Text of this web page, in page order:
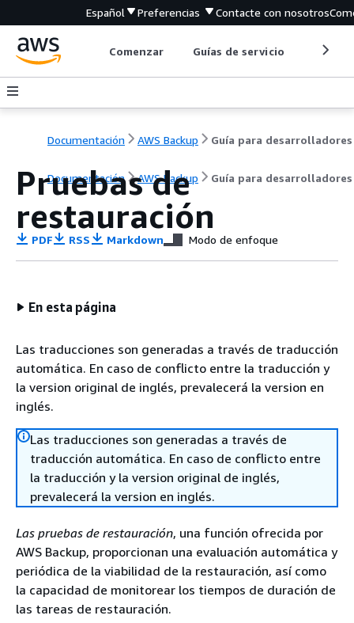
Español Preferencias Contacte con nosotros
Comenzar Guías de servicio
Documentación AWS Backup Guía para desarrolladores
Documentación AWS Backup Guía para desarrolladores
Pruebas de
restauración
PDF RSS Markdown Modo de enfoque
En esta página
Las traducciones son generadas a través de traducción
automática. En caso de conflicto entre la traducción y
la version original de inglés, prevalecerá la version en
inglés.
Las traducciones son generadas a través de
traducción automática. En caso de conflicto entre
la traducción y la version original de inglés,
prevalecerá la version en inglés.
Las pruebas de restauración, una función ofrecida por
AWS Backup, proporcionan una evaluación automática y
periódica de la viabilidad de la restauración, así como
la capacidad de monitorear los tiempos de duración de
las tareas de restauración.